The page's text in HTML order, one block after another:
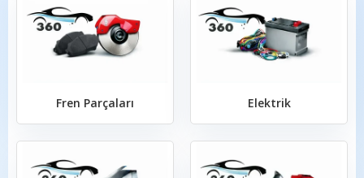
Fren Parçaları Elektrik